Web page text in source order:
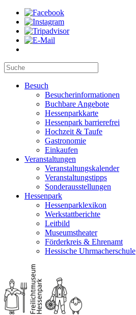
Besuch
Besucherinformationen
Buchbare Angebote
Hessenparkkarte
Hessenpark barrierefrei
Hochzeit & Taufe
Gastronomie
Einkaufen
Veranstaltungen
Veranstaltungskalender
Veranstaltungstipps
Sonderausstellungen
Hessenpark
Hessenparklexikon
Werkstattberichte
Leitbild
Museumstheater
Förderkreis & Ehrenamt
Hessische Uhrmacherschule